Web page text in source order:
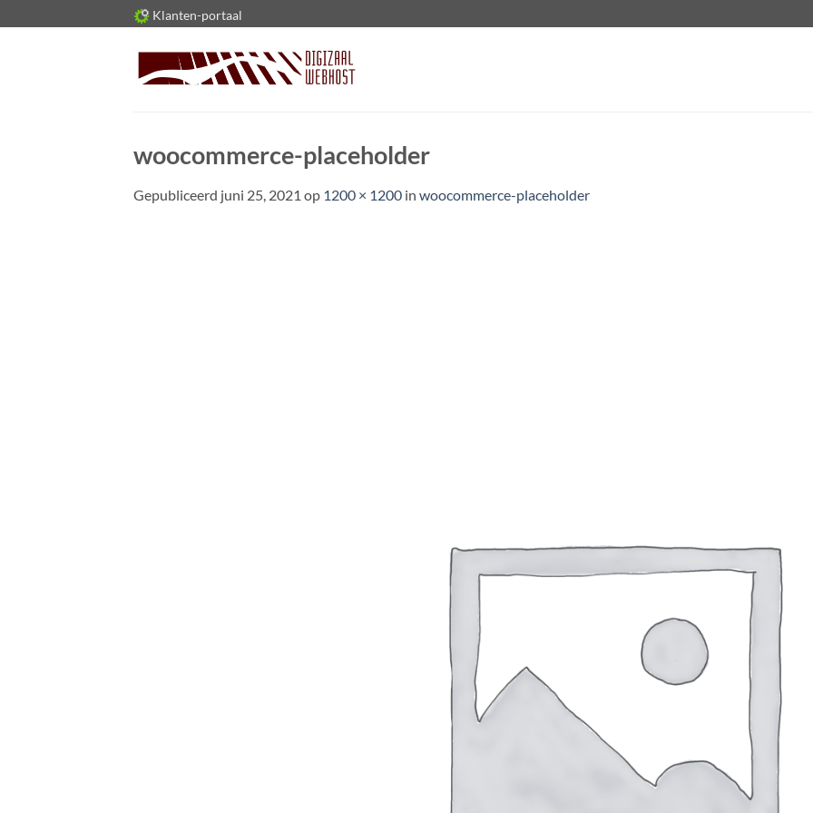
naar
Klanten-portaal
woocommerce-placeholder
Gepubliceerd juni 25, 2021 op 1200 × 1200 in woocommerce-placeholder